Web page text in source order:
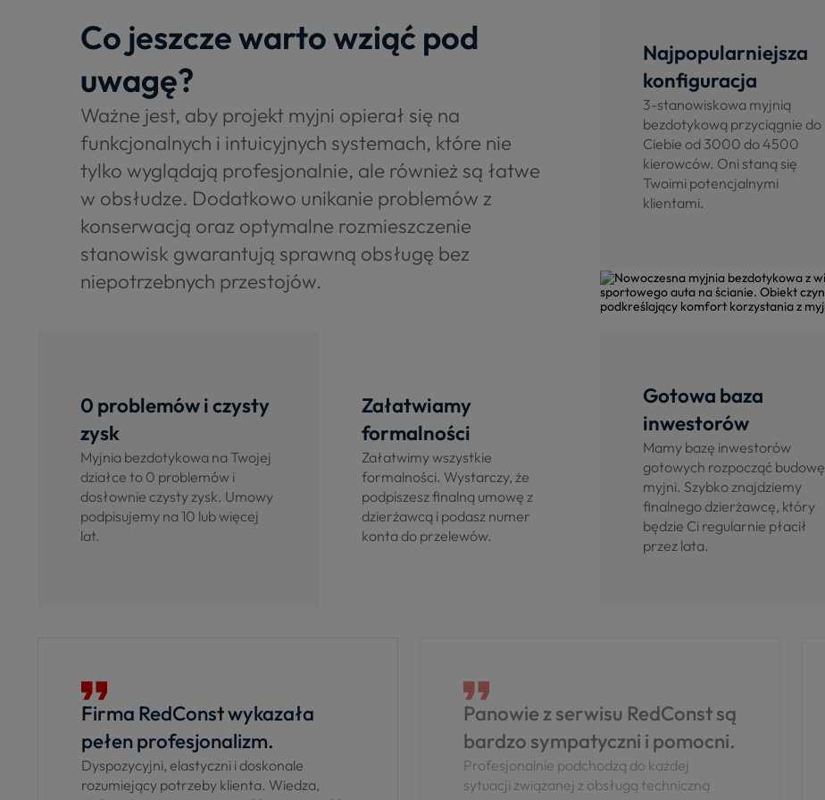
Co jeszcze warto wziąć pod
uwagę?
Ważne jest, aby projekt myjni opierał się na
funkcjonalnych i intuicyjnych systemach, które nie
tylko wyglądają profesjonalnie, ale również są łatwe
w obsłudze. Dodatkowo unikanie problemów z
konserwacją oraz optymalne rozmieszczenie
stanowisk gwarantują sprawną obsługę bez
niepotrzebnych przestojów.
Najpopularniejsza
konfiguracja
3-stanowiskowa myjnią
bezdotykową przyciągnie do
Ciebie od 3000 do 4500
kierowców. Oni staną się
Twoimi potencjalnymi
klientami.
0 problemów i czysty
zysk
Myjnia bezdotykowa na Twojej
działce to 0 problemów i
dosłownie czysty zysk. Umowy
podpisujemy na 10 lub więcej
lat.
Załatwiamy
formalności
Załatwimy wszystkie
formalności. Wystarczy, że
podpiszesz finalną umowę z
dzierżawcą i podasz numer
konta do przelewów.
Gotowa baza
inwestorów
Mamy bazę inwestorów
gotowych rozpocząć budowę
myjni. Szybko znajdziemy
finalnego dzierżawcę, który
będzie Ci regularnie płacił
przez lata.
Firma RedConst wykazała
pełen profesjonalizm.
Dyspozycyjni, elastyczni i doskonale
rozumiejący potrzeby klienta. Wiedza,
Panowie z serwisu RedConst są
bardzo sympatyczni i pomocni.
Profesjonalnie podchodzą do każdej
sytuacji związanej z obsługą techniczną